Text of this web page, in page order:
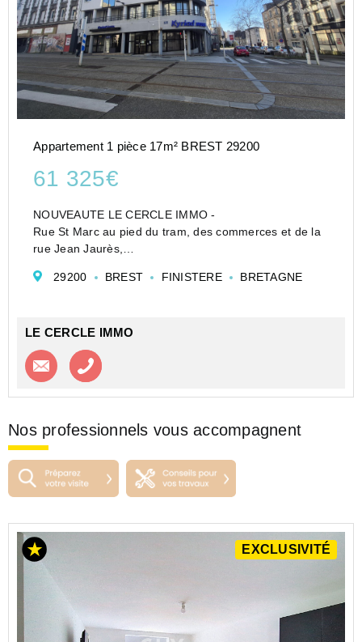
Appartement 1 pièce 17m² BREST 29200
61 325€
NOUVEAUTE LE CERCLE IMMO -
Rue St Marc au pied du tram, des commerces et de la
rue Jean Jaurès,
CERCLE IMMO vous propose à la vente cet
29200 BREST FINISTERE BRETAGNE
LE CERCLE IMMO
Contacter l'agence
Nos professionnels vous accompagnent
EXCLUSIVITÉ